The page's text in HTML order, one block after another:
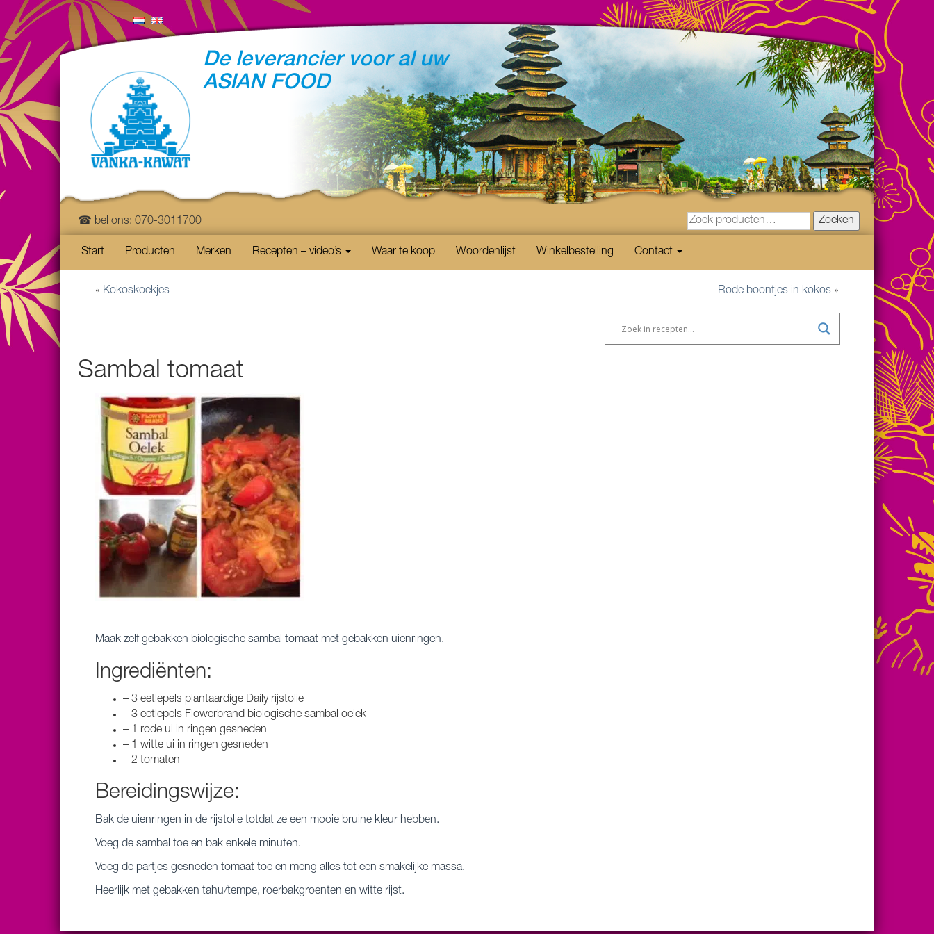
De leverancier voor al uw
ASIAN FOOD
☎ bel ons: 070-3011700 Zoeken
Start Producten Merken Recepten – video’s Waar te koop Woordenlijst Winkelbestelling Contact
« Kokoskoekjes Rode boontjes in kokos »
Sambal tomaat
Maak zelf gebakken biologische sambal tomaat met gebakken uienringen.
Ingrediënten:
– 3 eetlepels plantaardige Daily rijstolie
– 3 eetlepels Flowerbrand biologische sambal oelek
– 1 rode ui in ringen gesneden
– 1 witte ui in ringen gesneden
– 2 tomaten
Bereidingswijze:
Bak de uienringen in de rijstolie totdat ze een mooie bruine kleur hebben.
Voeg de sambal toe en bak enkele minuten.
Voeg de partjes gesneden tomaat toe en meng alles tot een smakelijke massa.
Heerlijk met gebakken tahu/tempe, roerbakgroenten en witte rijst.